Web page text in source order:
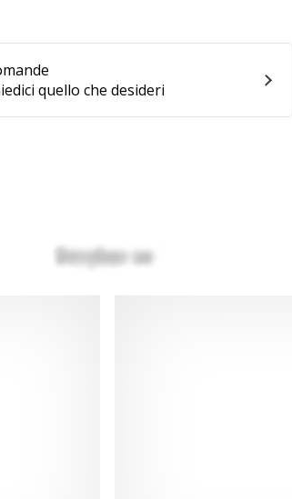
quello che desideri